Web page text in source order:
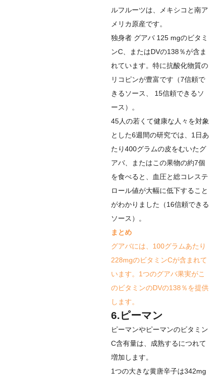
ルフルーツは、メキシコと南ア
メリカ原産です。
独身者 グアバ125 mgのビタミ
ンC、またはDVの138％が含ま
れています。特に抗酸化物質の
リコピンが豊富です（7信頼で
きるソース
15信頼できるソ
ース ）。
45人の若くて健康な人々を対象
とした6週間の研究では、1日あ
たり400グラムの皮をむいたグ
アバ、またはこの果物の約7個
を食べると、血圧と総コレステ
ロール値が大幅に低下すること
がわかりました（16信頼できる
ソース ）。
まとめ
グアバには、100グラムあたり
228mgのビタミンCが含まれて
います。1つのグアバ果実がこ
のビタミンのDVの138％を提供
します。
6.ピーマン
ピーマンやピーマンのビタミン
C含有量は、成熟するにつれて
増加します。
1つの大きな黄唐辛子は342mg